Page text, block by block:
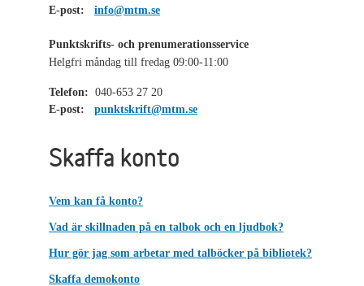
E-post:
info@mtm.se
Punktskrifts- och prenumerationsservice
Helgfri måndag till fredag 09:00-11:00
Telefon: 040-653 27 20
E-post:
punktskrift@mtm.se
Skaffa konto
Vem kan få konto?
Vad är skillnaden på en talbok och en ljudbok?
Hur gör jag som arbetar med talböcker på bibliotek?
Skaffa demokonto